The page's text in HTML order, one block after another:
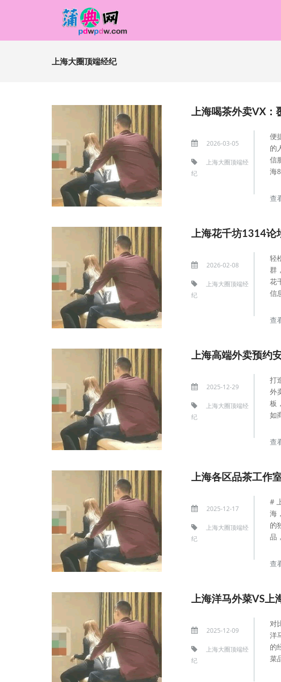
上海大圈顶端经纪
上海喝茶外卖VX：
2026-03-05
上海大圈顶端经
纪
便
的
信
海
查
上海花千坊1314论
2026-02-08
上海大圈顶端经
纪
轻
群
花
信
查
上海高端外卖预约
2025-12-29
上海大圈顶端经
纪
打
外
板
如
查
上海各区品茶工作
2025-12-17
上海大圈顶端经
纪
#
海
的
品
查
上海洋马外菜VS上
2025-12-09
上海大圈顶端经
纪
对
洋
的
菜